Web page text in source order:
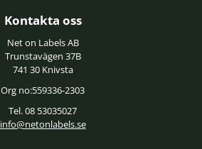
Kontakta oss
Net on Labels AB
Trunstavägen 37B
741 30 Knivsta
Org no:559336-2303
Tel. 08 53035027
info@netonlabels.se